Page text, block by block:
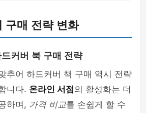
구매 전략 변화
커버 북 구매 전략
추어 하드커버 책 구매 역시 전략
니다. 온라인 서점의 활성화는 더
하며, 가격 비교를 손쉽게 할 수